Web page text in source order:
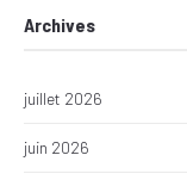
Archives
juillet 2026
juin 2026